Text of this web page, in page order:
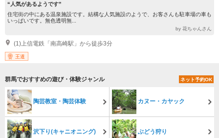
“人気があるようです”
住宅街の中にある温泉施設です。結構な人気施設のようで、お客さんも駐車場の車も
いっぱいです。無色透明無...
by 花ちゃんさん
(1)上信電鉄「南高崎駅」から徒歩3分
王道
群馬でおすすめの遊び・体験ジャンル ネット予約OK
陶芸教室・陶芸体験 カヌー・カヤック
沢下り(キャニオニング) ぶどう狩り